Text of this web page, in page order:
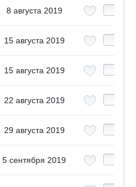
8 августа 2019
15 августа 2019
15 августа 2019
22 августа 2019
29 августа 2019
5 сентября 2019